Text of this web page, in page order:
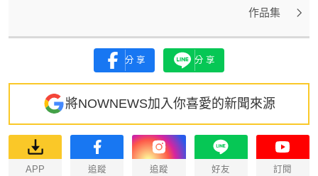
作品集
分享 分享
將NOWNEWS加入你喜愛的新聞來源
APP 追蹤 追蹤 好友 訂閱